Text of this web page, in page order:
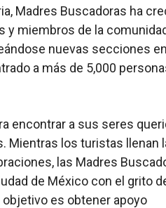
Madres Buscadoras ha
y miembros de la
nuevas secciones en
a más de 5,000
encontrar a sus seres
Mientras los turistas llenan
las Madres
de México con el grito
objetivo es obtener apoyo